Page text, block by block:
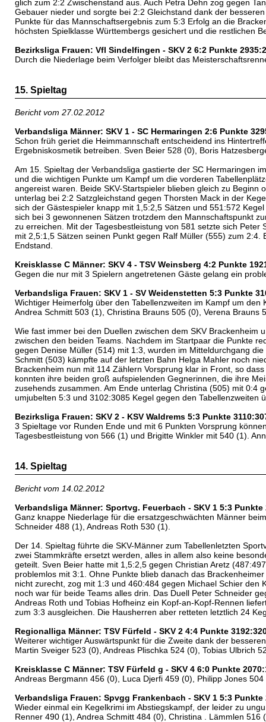
glich zum 2:2 Zwischenstand aus. Auch Petra Dehn zog gegen
Gebauer nieder und sorgte bei 2:2 Gleichstand dank der
Punkte für das Mannschaftsergebnis zum 5:3 Erfolg an die
höchsten Spielklasse Württembergs gesichert und die restlichen
Bezirksliga Frauen: Vfl Sindelfingen - SKV 2 6:2 Punkte
Durch die Niederlage beim Verfolger bleibt das
15. Spieltag
Bericht vom 27.02.2012
Verbandsliga Männer: SKV 1 - SC Hermaringen 2:6 Punkte
Schon früh geriet die Heimmannschaft entscheidend ins
Ergebniskosmetik betreiben. Sven Beier 528 (0), Boris
Am 15. Spieltag der Verbandsliga gastierte der SC Hermaringen
und die wichtigen Punkte um Kampf um die vorderen
angereist waren. Beide SKV-Startspieler blieben gleich zu
unterlag bei 2:2 Satzgleichstand gegen Thorsten Mack in der
sich der Gästespieler knapp mit 1,5:2,5 Sätzen und 551:572
sich bei 3 gewonnenen Sätzen trotzdem den Mannschaftspunkt
zu erreichen. Mit der Tagesbestleistung von 581 setzte sich
mit 2,5:1,5 Sätzen seinen Punkt gegen Ralf Müller (555) zum
Endstand.
Kreisklasse C Männer: SKV 4 - TSV Weinsberg 4:2 Punkte
Gegen die nur mit 3 Spielern angetretenen Gäste gelang ein
Verbandsliga Frauen: SKV 1 - SV Weidenstetten 5:3 Punkte
Wichtiger Heimerfolg über den Tabellenzweiten im Kampf um
Andrea Schmitt 503 (1), Christina Brauns 505 (0), Verena Brauns
Wie fast immer bei den Duellen zwischen dem SKV
zwischen den beiden Teams. Nachdem im Startpaar die Punkte
gegen Denise Müller (514) mit 1:3, wurden im Mitteldurchgang
Schmitt (503) kämpfte auf der letzten Bahn Helga Mahler noch
Brackenheim nun mit 114 Zählern Vorsprung klar in Front, so
konnten ihre beiden groß aufspielenden Gegnerinnen, die ihre
zusehends zusammen. Am Ende unterlag Christina (505) mit 0:4
umjubelten 5:3 und 3102:3085 Kegel gegen den Tabellenzweiten
Bezirksliga Frauen: SKV 2 - KSV Waldrems 5:3 Punkte
3 Spieltage vor Runden Ende und mit 6 Punkten Vorsprung
Tagesbestleistung von 566 (1) und Brigitte Winkler mit 540 (1).
14. Spieltag
Bericht vom 14.02.2012
Verbandsliga Männer: Sportvg. Feuerbach - SKV 1 5:3 Punkte
Ganz knappe Niederlage für die ersatzgeschwächten Männer
Schneider 488 (1), Andreas Roth 530 (1).
Der 14. Spieltag führte die SKV-Männer zum Tabellenletzten
zwei Stammkräfte ersetzt werden, alles in allem also keine
geteilt. Sven Beier hatte mit 1,5:2,5 gegen Christian Aretz
problemlos mit 3:1. Ohne Punkte blieb danach das
nicht zurecht, zog mit 1:3 und 460:484 gegen Michael Schier
noch war für beide Teams alles drin. Das Duell Peter Schneider
Andreas Roth und Tobias Hofheinz ein Kopf-an-Kopf-Rennen
zum 3:3 ausgleichen. Die Hausherren aber retteten letztlich 24
Regionalliga Männer: TSV Fürfeld - SKV 2 4:4 Punkte
Weiterer wichtiger Auswärtspunkt für die Zweite dank der
Martin Sveiger 523 (0), Andreas Plischka 524 (0), Tobias Ulbrich
Kreisklasse C Männer: TSV Fürfeld g - SKV 4 6:0 Punkte
Andreas Bergmann 456 (0), Luca Djerfi 459 (0), Philipp Jones
Verbandsliga Frauen: Spvgg Frankenbach - SKV 1 5:3 Punkte
Wieder einmal ein Kegelkrimi im Abstiegskampf, der leider zu
Renner 490 (1), Andrea Schmitt 484 (0), Christina . Lämmlen